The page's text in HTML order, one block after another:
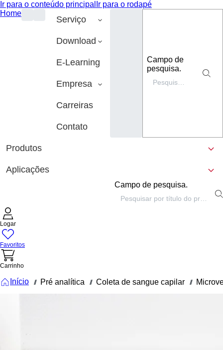
Ir para o conteúdo principal Ir para o rodapé
Home
Serviço
Download
E-Learning
Empresa
Carreiras
Contato
Campo de
pesquisa.
Produtos
Aplicações
Campo de pesquisa.
Logar
Favoritos
Carrinho
Início /// Pré analítica /// Coleta de sangue capilar ///